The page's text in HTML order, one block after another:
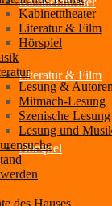
Literatur & Film
Hörspiel
Kabinetttheater
Literatur & Film
Hörspiel
Lesung &
Mitmach-Lesung
Szenische Lesung
Lesung und
des Hauses